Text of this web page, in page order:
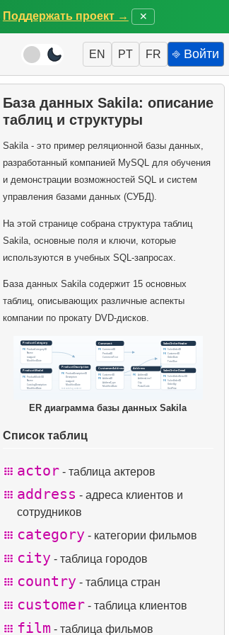
Поддержать проект → ✕
EN PT FR ⎆ Войти
База данных Sakila: описание
таблиц и структуры
Sakila - это пример реляционной базы данных,
разработанный компанией MySQL для обучения
и демонстрации возможностей SQL и систем
управления базами данных (СУБД).
На этой странице собрана структура таблиц
Sakila, основные поля и ключи, которые
используются в учебных SQL-запросах.
База данных Sakila содержит 15 основных
таблиц, описывающих различные аспекты
компании по прокату DVD-дисков.
ER диаграмма базы данных Sakila
Список таблиц
actor - таблица актеров
address - адреса клиентов и
сотрудников
category - категории фильмов
city - таблица городов
country - таблица стран
customer - таблица клиентов
film - таблица фильмов